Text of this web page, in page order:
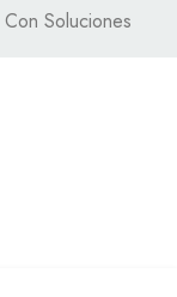
Con Soluciones